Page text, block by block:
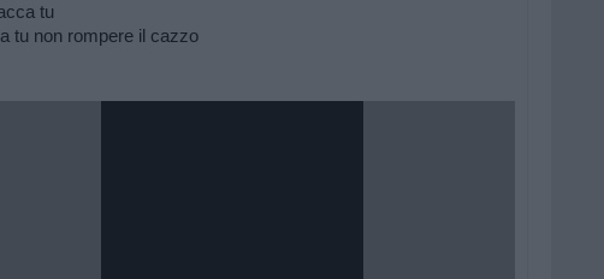
tu
tu non rompere il cazzo